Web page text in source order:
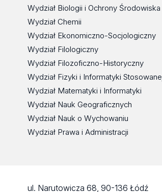
Wydział Biologii i Ochrony Środowiska
Wydział Chemii
Wydział Ekonomiczno-Socjologiczny
Wydział Filologiczny
Wydział Filozoficzno-Historyczny
Wydział Fizyki i Informatyki
Wydział Matematyki i Informatyki
Wydział Nauk Geograficznych
Wydział Nauk o Wychowaniu
Wydział Prawa i Administracji
ul. Narutowicza 68, 90-136 Łódź